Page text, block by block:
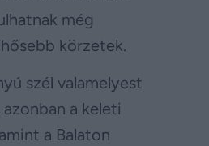
még
körzetek.
szél valamelyest
a keleti
a Balaton